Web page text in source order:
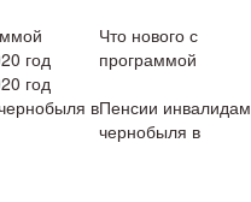
Что нового с
программой
год
Пенсии инвалидам
чернобыля в